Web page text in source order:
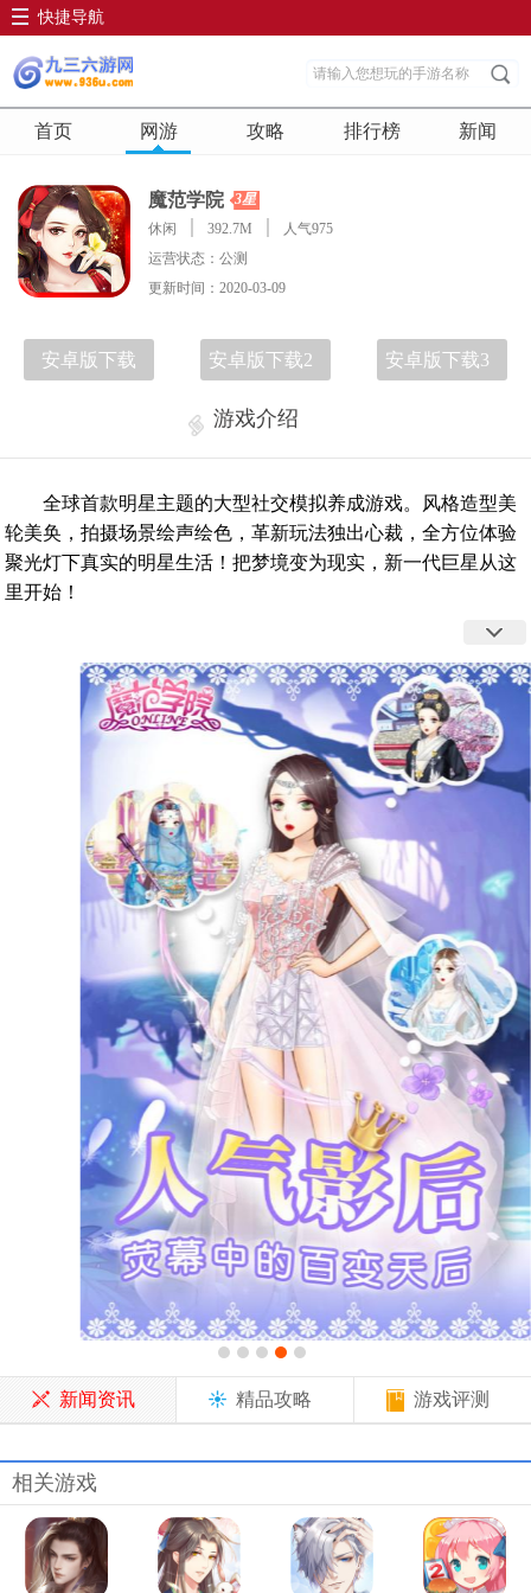
快捷导航
首页 网游 攻略 排行榜 新闻
魔范学院
3星
休闲
392.7M
人气975
运营状态：公测
更新时间：2020-03-09
安卓版下载 安卓版下载2 安卓版下载3
游戏介绍
全球首款明星主题的大型社交模拟养成游戏。风格造型美
轮美奂，拍摄场景绘声绘色，革新玩法独出心裁，全方位体验
聚光灯下真实的明星生活！把梦境变为现实，新一代巨星从这
里开始！
新闻资讯 精品攻略 游戏评测
相关游戏